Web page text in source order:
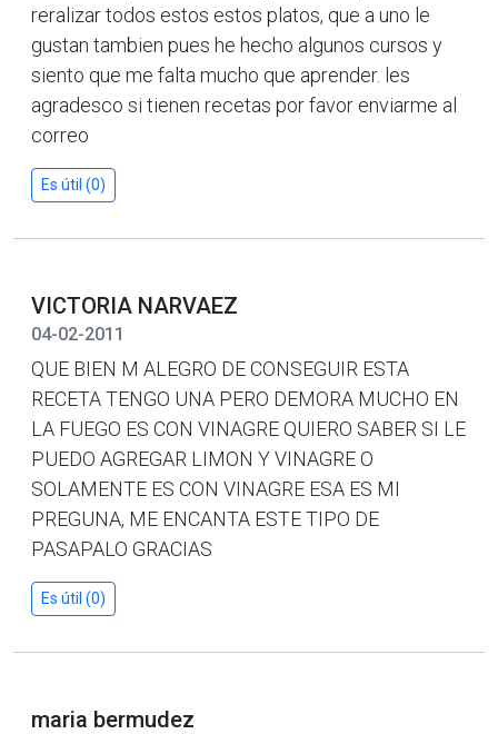
reralizar todos estos estos platos, que a uno le
gustan tambien pues he hecho algunos cursos y
siento que me falta mucho que aprender. les
agradesco si tienen recetas por favor enviarme al
correo
Es útil (0)
VICTORIA NARVAEZ
04-02-2011
QUE BIEN M ALEGRO DE CONSEGUIR ESTA
RECETA TENGO UNA PERO DEMORA MUCHO EN
LA FUEGO ES CON VINAGRE QUIERO SABER SI LE
PUEDO AGREGAR LIMON Y VINAGRE O
SOLAMENTE ES CON VINAGRE ESA ES MI
PREGUNA, ME ENCANTA ESTE TIPO DE
PASAPALO GRACIAS
Es útil (0)
maria bermudez